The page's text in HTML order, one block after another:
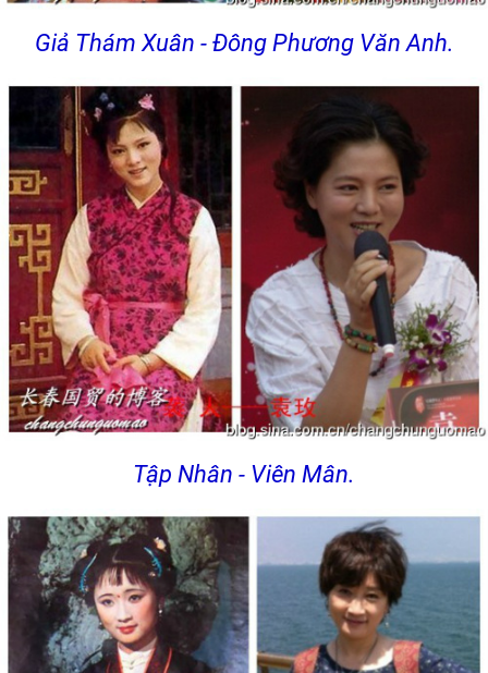
Giả Thám Xuân - Đông Phương Văn Anh.
Tập Nhân - Viên Mân.